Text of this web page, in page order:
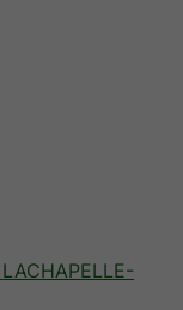
LACHAPELLE-